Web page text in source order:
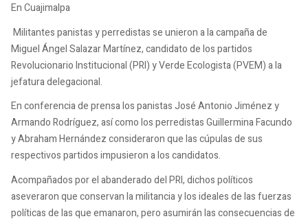
En Cuajimalpa
Militantes panistas y perredistas se unieron a la campaña de
Miguel Ángel Salazar Martínez, candidato de los partidos
Revolucionario Institucional (PRI) y Verde Ecologista (PVEM) a la
jefatura delegacional.
En conferencia de prensa los panistas José Antonio Jiménez y
Armando Rodríguez, así como los perredistas Guillermina Facundo
y Abraham Hernández consideraron que las cúpulas de sus
respectivos partidos impusieron a los candidatos.
Acompañados por el abanderado del PRI, dichos políticos
aseveraron que conservan la militancia y los ideales de las fuerzas
políticas de las que emanaron, pero asumirán las consecuencias de